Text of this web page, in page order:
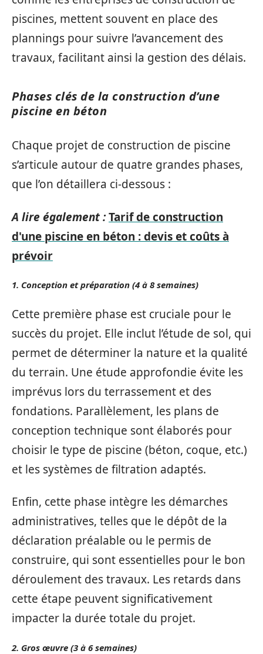
piscines, mettent souvent en place des
plannings pour suivre l’avancement des
travaux, facilitant ainsi la gestion des délais.
Phases clés de la construction d’une
piscine en béton
Chaque projet de construction de piscine
s’articule autour de quatre grandes phases,
que l’on détaillera ci-dessous :
A lire également :Tarif de construction
d'une piscine en béton : devis et coûts à
prévoir
1. Conception et préparation (4 à 8 semaines)
Cette première phase est cruciale pour le
succès du projet. Elle inclut l’étude de sol, qui
permet de déterminer la nature et la qualité
du terrain. Une étude approfondie évite les
imprévus lors du terrassement et des
fondations. Parallèlement, les plans de
conception technique sont élaborés pour
choisir le type de piscine (béton, coque, etc.)
et les systèmes de filtration adaptés.
Enfin, cette phase intègre les démarches
administratives, telles que le dépôt de la
déclaration préalable ou le permis de
construire, qui sont essentielles pour le bon
déroulement des travaux. Les retards dans
cette étape peuvent significativement
impacter la durée totale du projet.
2. Gros œuvre (3 à 6 semaines)